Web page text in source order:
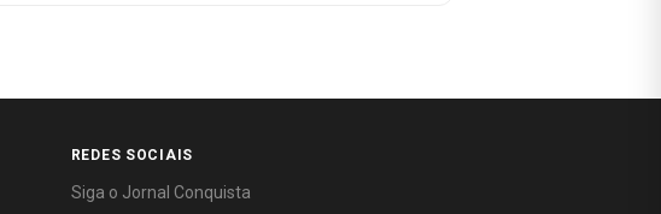
REDES SOCIAIS
Siga o Jornal Conquista